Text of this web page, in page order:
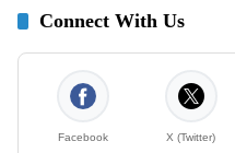
Connect With Us
Facebook X (Twitter)